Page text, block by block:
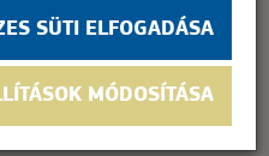
SÜTI ELFOGADÁSA
MÓDOSÍTÁSA